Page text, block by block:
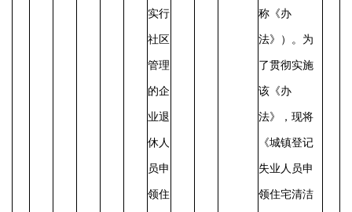
实行
社区
管理
的企
业退
休人
员申
领住
称《办
法》）。为
了贯彻实施
该《办
法》，现将
《城镇登记
失业人员申
领住宅清洁